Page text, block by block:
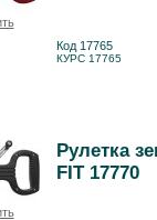
Код 17765
КУРС 17765
Рулетка
FIT 17770